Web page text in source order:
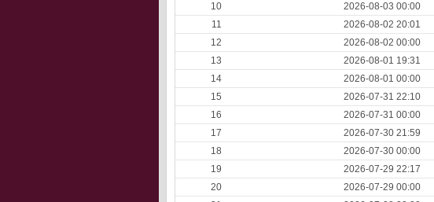
10
2026-08-03 00:00
11
2026-08-02 20:01
12
2026-08-02 00:00
13
2026-08-01 19:31
14
2026-08-01 00:00
15
2026-07-31 22:10
16
2026-07-31 00:00
17
2026-07-30 21:59
18
2026-07-30 00:00
19
2026-07-29 22:17
20
2026-07-29 00:00